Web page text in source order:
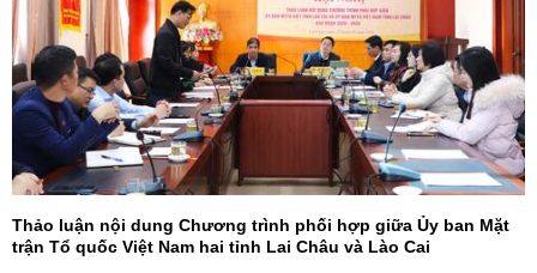
Thảo luận nội dung Chương trình phối hợp giữa Ủy ban Mặt
trận Tổ quốc Việt Nam hai tỉnh Lai Châu và Lào Cai